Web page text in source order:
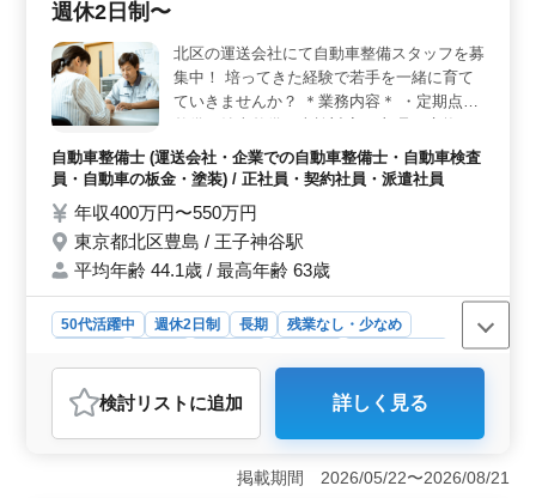
が可能です。また、交通手段による出勤が可能で、通勤
和のとれた働き方が期待できます。 ＜企業環境と安
心感＞ 47人のスタッフが働く中で、男女比率もバラン
スが取れており、コミュニケーションが円滑に行える環
境です。また、受動喫煙対策が徹底されているため、快
週休2日制〜
北区の運送会社にて自動車整備スタッフを募
集中！ 培ってきた経験で若手を一緒に育て
ていきませんか？ ＊業務内容＊ ・定期点検
取り付け・補修 ・トラブルシューティング
時の整備業務全般 ＊ポイント＊ ・週休2日
募お待ちしております！ ＼まずはお気軽に
お問い合わせください／
自動車整備士 (運送会社・企業での自動車整備士・自動車検査
員・自動車の板金・塗装) / 正社員・契約社員・派遣社員
年収400万円〜550万円
東京都北区豊島 / 王子神谷駅
平均年齢 44.1歳 / 最高年齢 63歳
50代活躍中 週休2日制 長期
残業なし・少なめ
おすすめポイント
＜経験を生かす＞ 自動車整備経験5年以上の方を対象に
した求人です。培った技術と知識で若手の指導にも携わ
です。 ＜働きやすい＞ 週休2日制を採用し、月平均
検討リスト に追加 詳しく見る
掲載期間 2026/05/22〜2026/08/21